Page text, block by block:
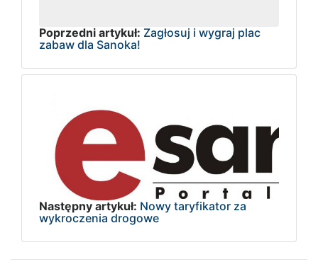
Poprzedni artykuł: Zagłosuj i wygraj plac
zabaw dla Sanoka!
Następny artykuł: Nowy taryfikator za
wykroczenia drogowe